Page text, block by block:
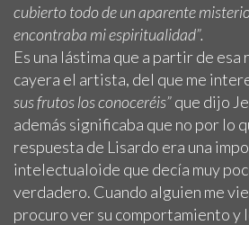
cubierto todo de un aparente
encontraba mi espiritualidad”.
Es una lástima que a partir de esa
cayera el artista, del que me
sus frutos los conoceréis”que dijo
además significaba que no por lo
respuesta de Lisardo era una
intelectualoide que decía muy
verdadero. Cuando alguien me
procuro ver su comportamiento y